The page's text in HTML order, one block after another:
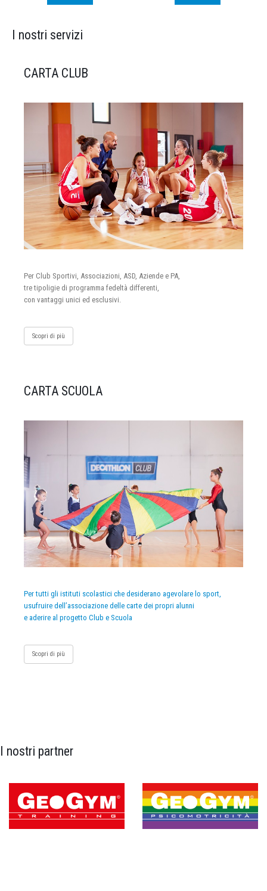
I nostri servizi
CARTA CLUB
Per Club Sportivi, Associazioni, ASD, Aziende e PA,
tre tipoligie di programma fedeltà differenti,
con vantaggi unici ed esclusivi.
Scopri di più
CARTA SCUOLA
Per tutti gli istituti scolastici che desiderano agevolare lo sport,
usufruire dell’associazione delle carte dei propri alunni
e aderire al progetto Club e Scuola
Scopri di più
I nostri partner